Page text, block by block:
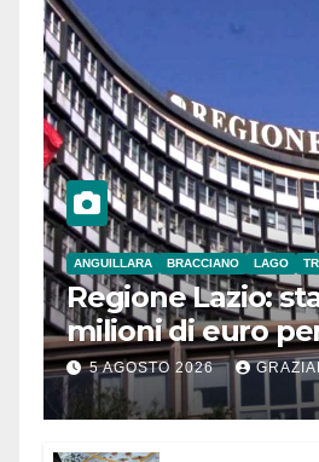
ANGUILLARA BRACCIANO LAGO
Regione Lazio:
milioni di euro
Comuni
Meridionale
5 AGOSTO 2026